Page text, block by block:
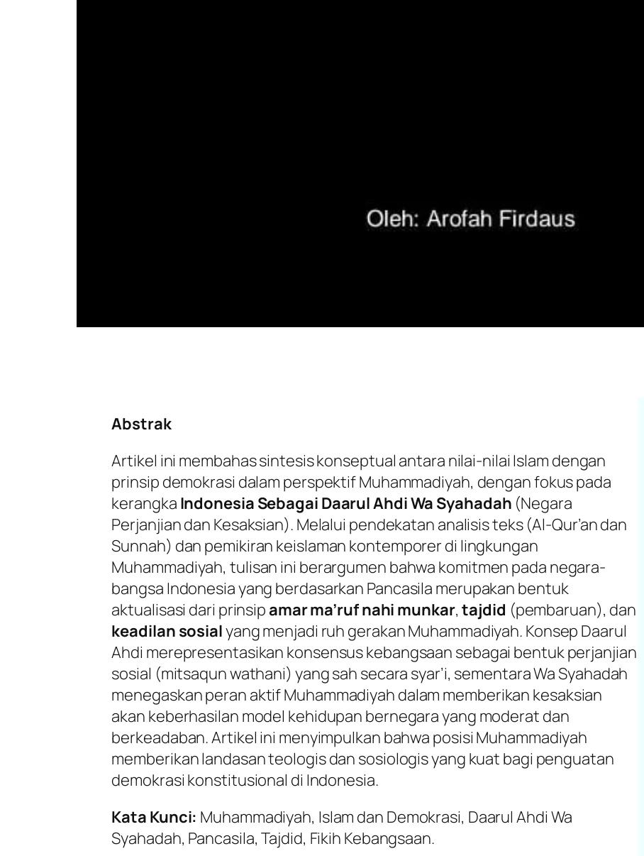
Abstrak
Artikel ini membahas sintesis konseptual antara nilai-nilai Islam dengan
prinsip demokrasi dalam perspektif Muhammadiyah, dengan fokus pada
kerangka Indonesia Sebagai Daarul Ahdi Wa Syahadah (Negara
Perjanjian dan Kesaksian). Melalui pendekatan analisis teks (Al-Qur’an dan
Sunnah) dan pemikiran keislaman kontemporer di lingkungan
Muhammadiyah, tulisan ini berargumen bahwa komitmen pada negara-
bangsa Indonesia yang berdasarkan Pancasila merupakan bentuk
aktualisasi dari prinsipamar ma’ruf nahi munkar,tajdid (pembaruan), dan
keadilan sosialyang menjadi ruh gerakan Muhammadiyah. Konsep Daarul
Ahdi merepresentasikan konsensus kebangsaan sebagai bentuk perjanjian
sosial (mitsaqun wathani) yang sah secara syar’i, sementaraWa Syahadah
menegaskan peran aktif Muhammadiyah dalam memberikan kesaksian
akan keberhasilan model kehidupan bernegara yang moderat dan
berkeadaban. Artikel ini menyimpulkan bahwa posisi Muhammadiyah
memberikan landasan teologis dan sosiologis yang kuat bagi penguatan
demokrasi konstitusional di Indonesia.
Kata Kunci: Muhammadiyah, Islam dan Demokrasi, Daarul Ahdi Wa
Syahadah, Pancasila, Tajdid, Fikih Kebangsaan.